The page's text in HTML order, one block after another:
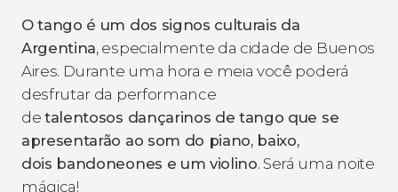
O tango é um dos signos culturais da
Argentina, especialmente da cidade de Buenos
Aires. Durante uma hora e meia você poderá
desfrutar da performance
detalentosos dançarinos de tango que se
apresentarão ao som do piano, baixo,
dois bandoneones e um violino. Será uma noite
mágica!